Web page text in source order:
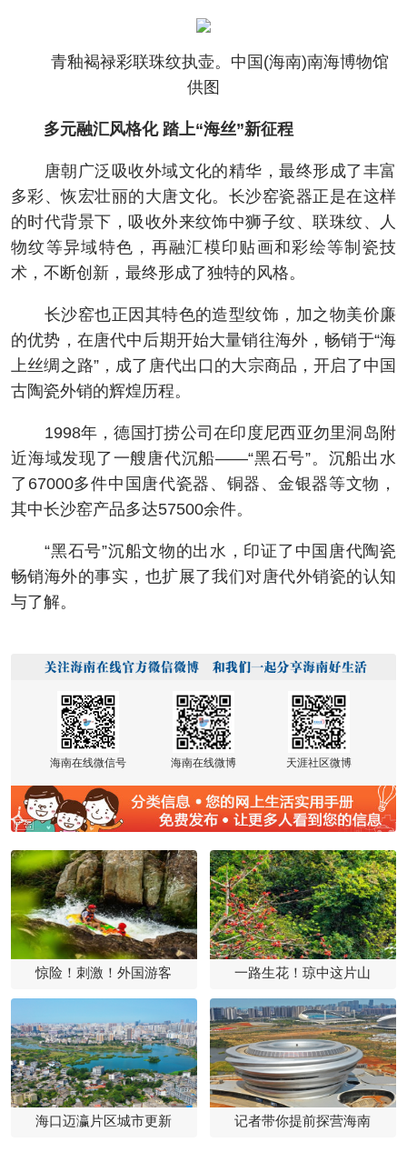
青釉褐禄彩联珠纹执壶。中国(海南)南海博物馆
供图
多元融汇风格化 踏上“海丝”新征程
唐朝广泛吸收外域文化的精华，最终形成了丰富
多彩、恢宏壮丽的大唐文化。长沙窑瓷器正是在这样
的时代背景下，吸收外来纹饰中狮子纹、联珠纹、人
物纹等异域特色，再融汇模印贴画和彩绘等制瓷技
术，不断创新，最终形成了独特的风格。
长沙窑也正因其特色的造型纹饰，加之物美价廉
的优势，在唐代中后期开始大量销往海外，畅销于“海
上丝绸之路”，成了唐代出口的大宗商品，开启了中国
古陶瓷外销的辉煌历程。
1998年，德国打捞公司在印度尼西亚勿里洞岛附
近海域发现了一艘唐代沉船——“黑石号”。沉船出水
了67000多件中国唐代瓷器、铜器、金银器等文物，
其中长沙窑产品多达57500余件。
“黑石号”沉船文物的出水，印证了中国唐代陶瓷
畅销海外的事实，也扩展了我们对唐代外销瓷的认知
与了解。
海南在线微信号 海南在线微博 天涯社区微博
惊险！刺激！外国游客 一路生花！琼中这片山
海口迈瀛片区城市更新 记者带你提前探营海南